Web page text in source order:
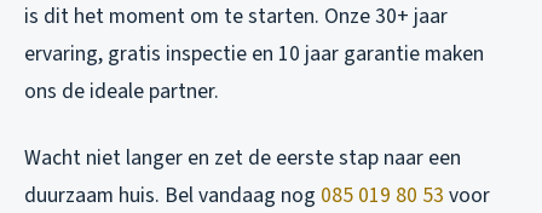
is dit het moment om te starten. Onze 30+ jaar
ervaring, gratis inspectie en 10 jaar garantie maken
ons de ideale partner.
Wacht niet langer en zet de eerste stap naar een
duurzaam huis. Bel vandaag nog 085 019 80 53 voor